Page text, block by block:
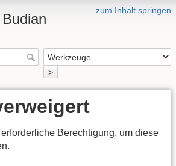
zum Inhalt springen
>
Berechtigung, um diese